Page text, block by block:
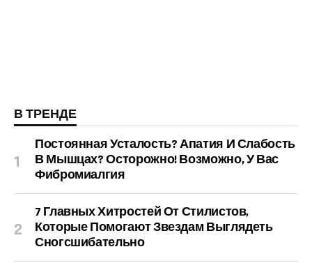
В ТРЕНДЕ
Постоянная Усталость? Апатия И Слабость
В Мышцах? Осторожно! Возможно, У Вас
Фибромиалгия
7 Главных Хитростей От Стилистов,
Которые Помогают Звездам Выглядеть
Сногсшибательно